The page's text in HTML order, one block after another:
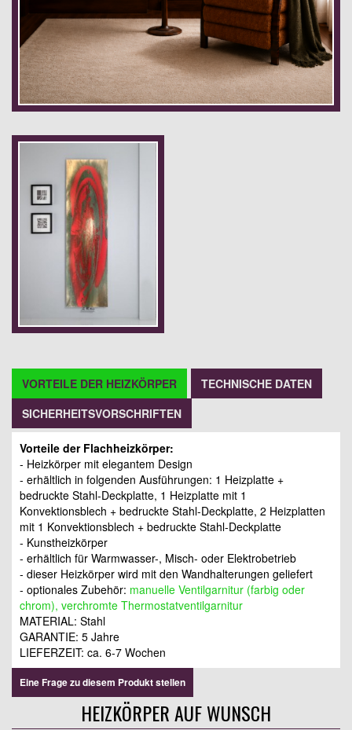
VORTEILE DER HEIZKÖRPER
TECHNISCHE DATEN
SICHERHEITSVORSCHRIFTEN
Vorteile der Flachheizkörper:
- Heizkörper mit elegantem Design
- erhältlich in folgenden Ausführungen: 1 Heizplatte +
bedruckte Stahl-Deckplatte, 1 Heizplatte mit 1
Konvektionsblech + bedruckte Stahl-Deckplatte, 2 Heizplatten
mit 1 Konvektionsblech + bedruckte Stahl-Deckplatte
- Kunstheizkörper
- erhältlich für Warmwasser-, Misch- oder Elektrobetrieb
- dieser Heizkörper wird mit den Wandhalterungen geliefert
- optionales Zubehör: manuelle Ventilgarnitur (farbig oder
chrom), verchromte Thermostatventilgarnitur
MATERIAL: Stahl
GARANTIE: 5 Jahre
LIEFERZEIT: ca. 6-7 Wochen
Eine Frage zu diesem Produkt stellen
HEIZKÖRPER AUF WUNSCH